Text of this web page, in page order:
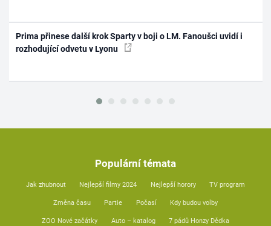
Prima přinese další krok Sparty v boji o LM. Fanoušci uvidí i
rozhodující odvetu v Lyonu
Populární témata
Jak zhubnout Nejlepší filmy 2024 Nejlepší horory TV program
Změna času Partie Počasí Kdy budou volby
ZOO Nové začátky Auto – katalog 7 pádů Honzy Dědka